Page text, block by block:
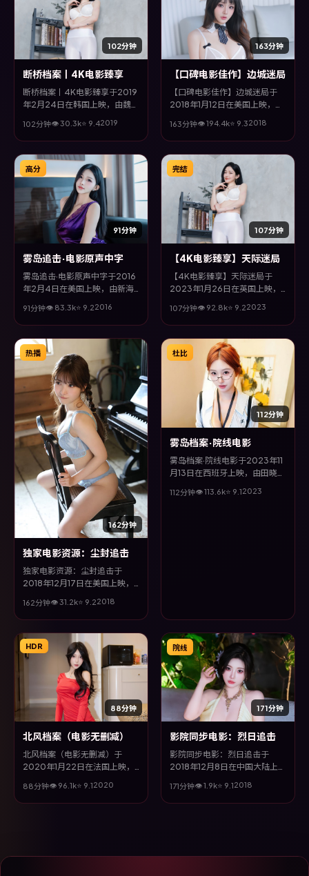
102分钟
断桥档案丨4K电影臻享
断桥档案丨4K电影臻享于2019
年2月24日在韩国上映，由魏德
迅、孔刘等主演。全片以惊悚类
型为主线，影片以冷峻镜头与饱
满表演，呈现人物在极端情境下
的蜕变与救赎。
102分钟👁30.3k⭐ 9.42019
163分钟
【口碑电影佳作】边城迷局
【口碑电影佳作】边城迷局于
2018年1月12日在美国上映，由
镁等主演。全片以科幻类型为主
线，多条叙事线交织收束，悬念
与情感并重，适合喜欢强情节的
观众。
163分钟👁194.4k⭐ 9.32018
91分钟
高分
雾岛追击·电影原声中字
雾岛追击·电影原声中字于2016
年2月4日在美国上映，由新海
宰、邱泽等主演。全片以战争类
型为主线，多条叙事线交织收
束，悬念与情感并重，适合喜欢
强情节的观众。
91分钟👁 83.3k⭐ 9.22016
107分钟
完结
【4K电影臻享】天际迷局
【4K电影臻享】天际迷局于
2023年1月26日在英国上映，
娜、易烊千玺、古天乐等主演。
全片以冒险类型为主线，改编自
真实事件与社会议题，兼具娱乐
性与思考空间。
107分钟👁 92.8k⭐ 9.22023
162分钟
热播
独家电影资源：尘封追击
独家电影资源：尘封追击于
2018年12月17日在美国上映，
俪、吴京等主演。全片以悬疑类
型为主线，影片以冷峻镜头与饱
满表演，呈现人物在极端情境下
的蜕变与救赎。
162分钟👁31.2k⭐ 9.22018
112分钟
杜比
雾岛档案·院线电影
雾岛档案·院线电影于2023年11
月13日在西班牙上映，由田晓鹏
主演。全片以喜剧类型为主线，
112分钟👁113.6k⭐ 9.12023
88分钟
HDR
北风档案（电影无删减）
北风档案（电影无删减）于
2020年1月22日在法国上映，
俐、廖凡、许光汉、沈腾等主
演。全片以战争类型为主线，在
88分钟👁 96.1k⭐ 9.12020
171分钟
院线
影院同步电影：烈日追击
影院同步电影：烈日追击于
2018年12月8日在中国大陆上
妍、吴京、长泽雅美等主演。全
片以喜剧类型为主线，影片以冷
171分钟👁1.9k⭐ 9.12018